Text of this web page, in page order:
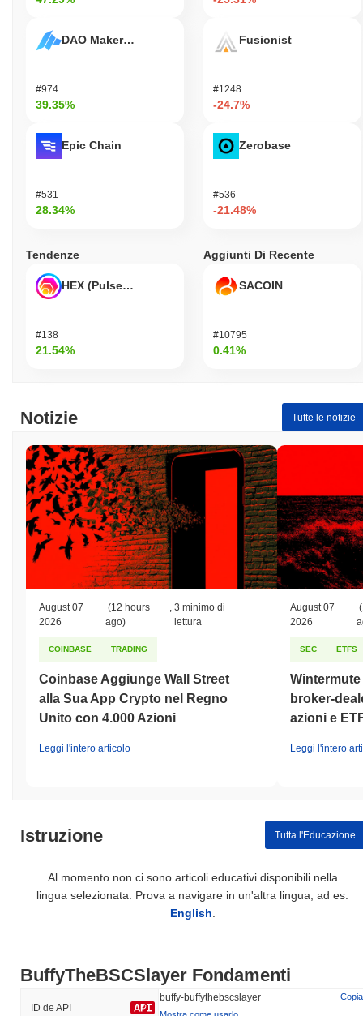
DAO Maker Token
#974
39.35%
Epic Chain
#531
28.34%
Fusionist
#1248
-24.7%
Zerobase
#536
-21.48%
Tendenze
HEX (Pulsechain)
#138
21.54%
Aggiunti Di Recente
SACOIN
#10795
0.41%
Notizie Tutte le notizie
August 07
2026
(12 hours
ago)
, 3 minimo di
lettura
COINBASE TRADING
Coinbase Aggiunge Wall Street
alla Sua App Crypto nel Regno
Unito con 4.000 Azioni
Leggi l'intero articolo
August 07
2026
SEC ETFS
broker-
azioni e
Leggi l'intero
Istruzione Tutta l'Educazione
Al momento non ci sono articoli educativi disponibili nella
lingua selezionata. Prova a navigare in un'altra lingua, ad es.
English.
BuffyTheBSCSlayer Fondamenti
ID de API
buffy-buffythebscslayer
Copia